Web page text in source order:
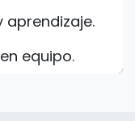
aprendizaje.
equipo.